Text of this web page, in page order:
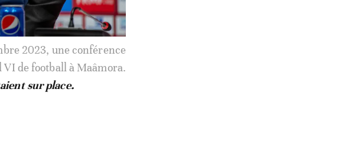
2023, une conférence
de football à Maâmora.
sur place.